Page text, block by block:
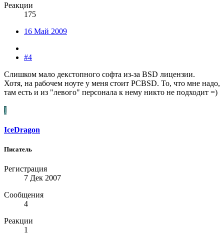
Реакции
175
16 Май 2009
#4
Слишком мало декстопного софта из-за BSD лицензии.
Хотя, на рабочем ноуте у меня стоит PCBSD. То, что мне надо,
там есть и из "левого" персонала к нему никто не подходит =)
I
IceDragon
Писатель
Регистрация
7 Дек 2007
Сообщения
4
Реакции
1